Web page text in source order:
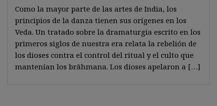
Como la mayor parte de las artes de India, los
principios de la danza tienen sus orígenes en los
Veda. Un tratado sobre la dramaturgia escrito en los
primeros siglos de nuestra era relata la rebelión de
los dioses contra el control del ritual y el culto que
mantenían los brāhmana. Los dioses apelaron a […]